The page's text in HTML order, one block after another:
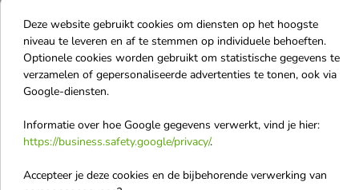
On Line Successful
badzout 600 g
aromatisch badzout dat lichaam
Fresh Juice Badzout
Kokos + Orchidee 500
ml
Deze website gebruikt cookies om diensten op het hoogste
niveau te leveren en af te stemmen op individuele behoeften.
Optionele cookies worden gebruikt om statistische gegevens te
verzamelen of gepersonaliseerde advertenties te tonen, ook via
Google-diensten.
Informatie over hoe Google gegevens verwerkt, vind je hier:
https://business.safety.google/privacy/.
Accepteer je deze cookies en de bijbehorende verwerking van